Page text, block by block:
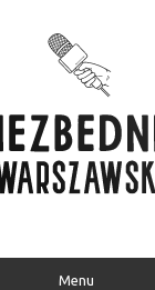
Menu